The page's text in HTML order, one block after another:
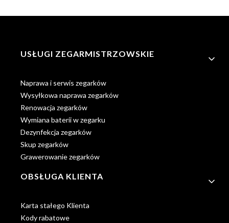
Linki w stopce
USŁUGI ZEGARMISTRZOWSKIE
Naprawa i serwis zegarków
Wysyłkowa naprawa zegarków
Renowacja zegarków
Wymiana baterii w zegarku
Dezynfekcja zegarków
Skup zegarków
Grawerowanie zegarków
OBSŁUGA KLIENTA
Karta stałego Klienta
Kody rabatowe